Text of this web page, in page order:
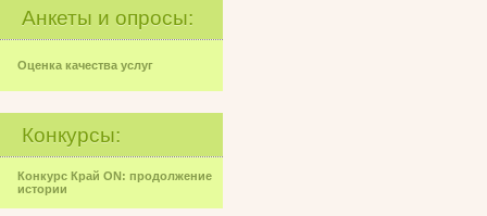
Анкеты и опросы:
Оценка качества услуг
Конкурсы:
Конкурс Край ON: продолжение
истории